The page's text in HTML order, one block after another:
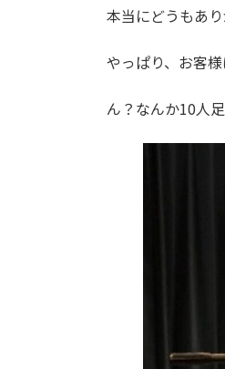
本当にどうもあり
やっぱり、お客
ん？なんか10人